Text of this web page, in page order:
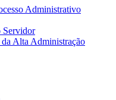
Administrativo
Servidor
Alta Administração